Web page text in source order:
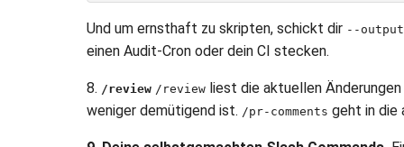
Und um ernsthaft zu skripten, schickt dir --
einen Audit-Cron oder dein CI stecken.
8. /review /review liest die aktuellen
weniger demütigend ist. /pr-comments geht in die